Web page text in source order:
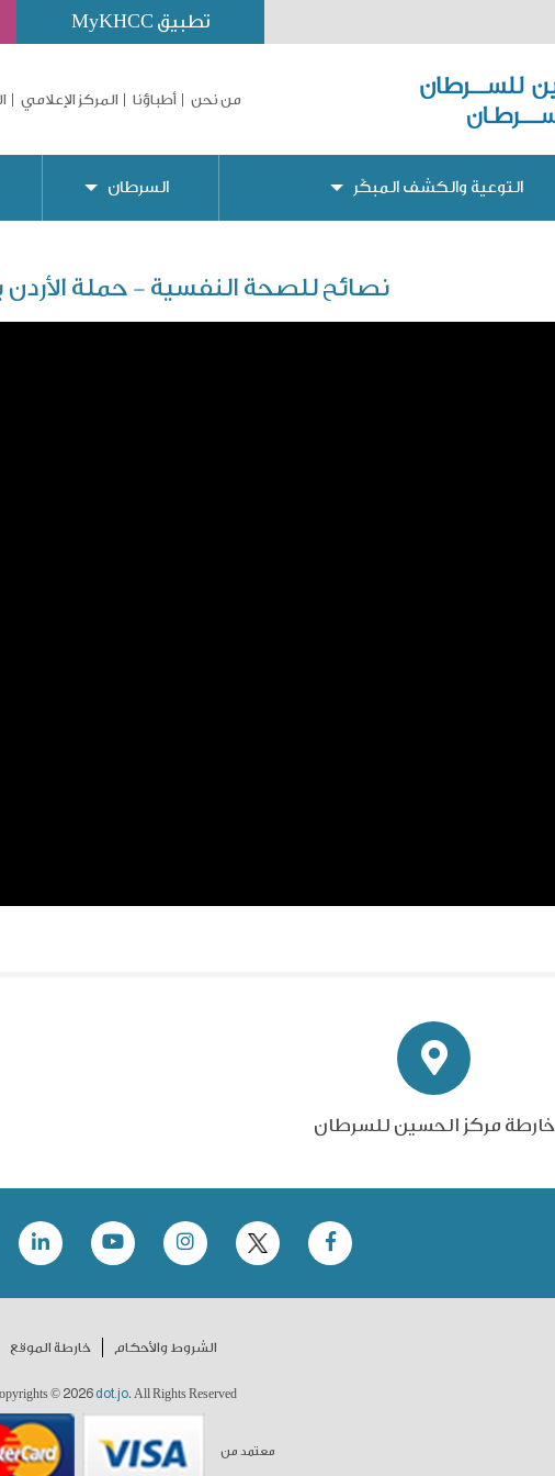
تطبيق MyKHCC
من نحن أطباؤنا المركز الإعلامي
التوعية والكشف المبكّر السرطان
نصائح للصحة النفسية - حملة
خارطة مركز الحسين للسرطان
الشروط والأحكام خارطة الموقع
© 2026 dot.jo. All Rights Reserved
معتمد من